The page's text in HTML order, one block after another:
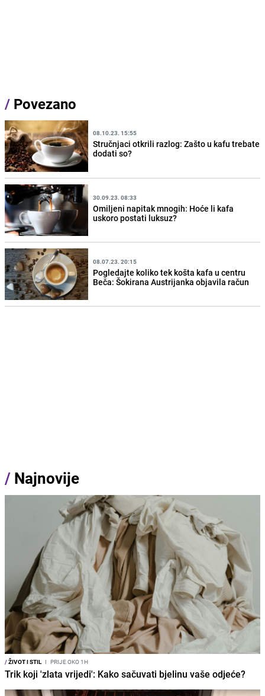
/ Povezano
08.10.23. 15:55
Stručnjaci otkrili razlog: Zašto u kafu trebate
dodati so?
30.09.23. 08:33
Omiljeni napitak mnogih: Hoće li kafa
uskoro postati luksuz?
08.07.23. 20:15
Pogledajte koliko tek košta kafa u centru
Beča: Šokirana Austrijanka objavila račun
/ Najnovije
/ŽIVOT I STIL I PRIJE OKO 1H
Trik koji 'zlata vrijedi': Kako sačuvati bjelinu vaše odjeće?